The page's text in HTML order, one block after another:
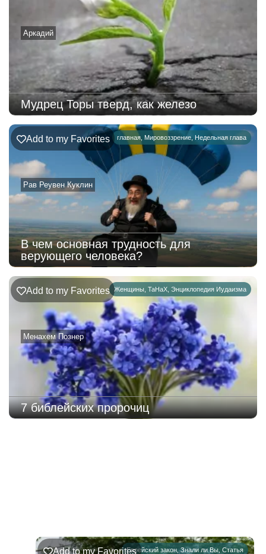
Аркадий
Мудрец Торы тверд, как железо
главная Мировоззрение Недельная глава
Рав Реувен Куклин
Add to my Favorites
В чем основная трудность для
верующего человека?
Женщины ТаНаХ Энциклопедия Иудаизма
Менахем Познер
Add to my Favorites
7 библейских пророчиц
Ръэ
Еврейский закон,Знали ли Вы Статья
Add to my Favorites